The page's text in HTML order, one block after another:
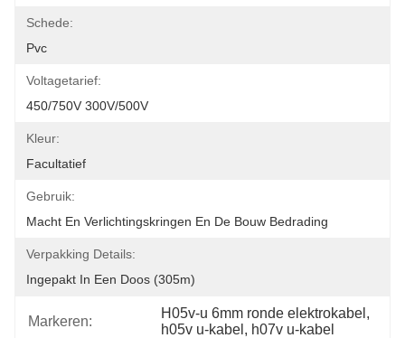
Schede:
Pvc
Voltagetarief:
450/750V 300V/500V
Kleur:
Facultatief
Gebruik:
Macht En Verlichtingskringen En De Bouw Bedrading
Verpakking Details:
Ingepakt In Een Doos (305m)
Markeren:
H05v-u 6mm ronde elektrokabel ,
h05v u-kabel , h07v u-kabel